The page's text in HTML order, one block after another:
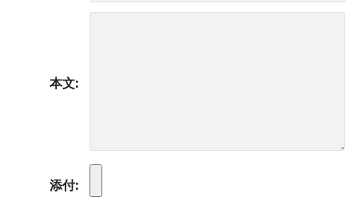
本文
添付